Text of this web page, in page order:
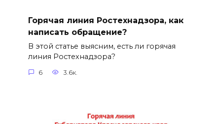
Горячая линия Ростехнадзора, как
написать обращение?
В этой статье выясним, есть ли горячая
линия Ростехнадзора?
6 3.6к.